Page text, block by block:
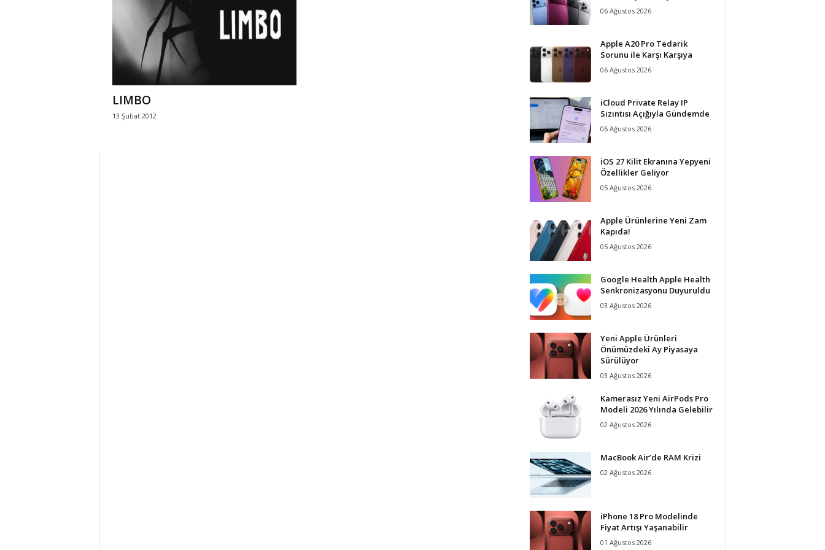
LIMBO
13 Şubat 2012
06 Ağustos 2026
Apple A20 Pro Tedarik
Sorunu ile Karşı Karşıya
06 Ağustos 2026
iCloud Private Relay IP
Sızıntısı Açığıyla Gündemde
06 Ağustos 2026
iOS 27 Kilit Ekranına Yepyeni
Özellikler Geliyor
05 Ağustos 2026
Apple Ürünlerine Yeni Zam
Kapıda!
05 Ağustos 2026
Google Health Apple Health
Senkronizasyonu Duyuruldu
03 Ağustos 2026
Yeni Apple Ürünleri
Önümüzdeki Ay Piyasaya
Sürülüyor
03 Ağustos 2026
Kamerasız Yeni AirPods Pro
Modeli 2026 Yılında Gelebilir
02 Ağustos 2026
MacBook Air’de RAM Krizi
02 Ağustos 2026
iPhone 18 Pro Modelinde
Fiyat Artışı Yaşanabilir
01 Ağustos 2026